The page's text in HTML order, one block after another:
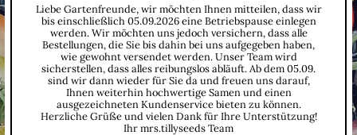
Liebe Gartenfreunde, wir möchten Ihnen mitteilen, dass wir
bis einschließlich 05.09.2026 eine Betriebspause einlegen
werden. Wir möchten uns jedoch versichern, dass alle
Bestellungen, die Sie bis dahin bei uns aufgegeben haben,
wie gewohnt versendet werden. Unser Team wird
sicherstellen, dass alles reibungslos abläuft. Ab dem 05.09.
sind wir dann wieder für Sie da und freuen uns darauf,
Ihnen weiterhin hochwertige Samen und einen
ausgezeichneten Kundenservice bieten zu können.
Herzliche Grüße und vielen Dank für Ihre Unterstützung!
Ihr mrs.tillyseeds Team